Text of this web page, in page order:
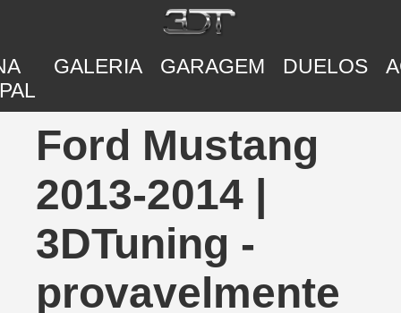
GALERIA GARAGEM DUELOS
Ford Mustang
2013-2014 |
3DTuning -
provavelmente